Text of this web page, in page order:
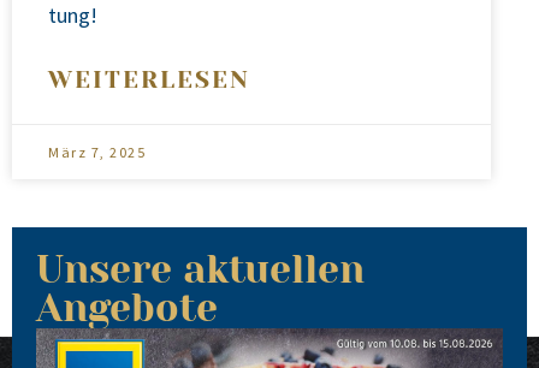
tung!
WEITERLESEN
März 7, 2025
Unsere aktuellen
Angebote